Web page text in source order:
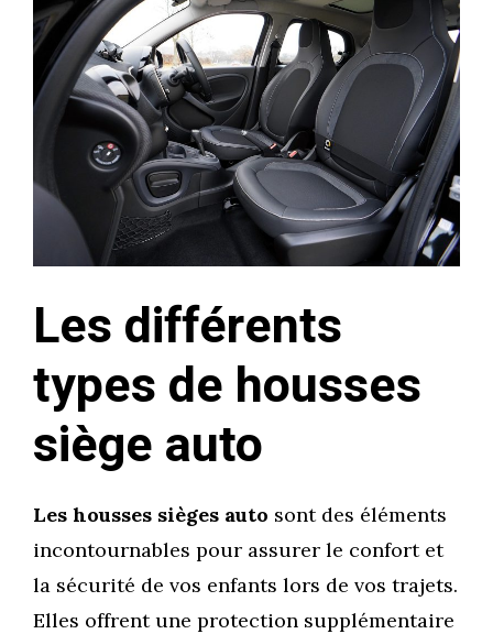
Les différents
types de housses
siège auto
Les housses sièges auto sont des éléments
incontournables pour assurer le confort et
la sécurité de vos enfants lors de vos trajets.
Elles offrent une protection supplémentaire